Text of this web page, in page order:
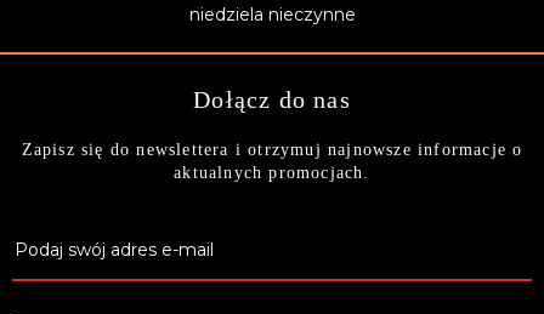
niedziela nieczynne
Dołącz do nas
Zapisz się do newslettera i otrzymuj najnowsze informacje o
aktualnych promocjach.